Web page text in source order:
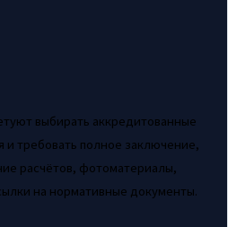
выбирать аккредитованные
и требовать полное заключение,
расчётов, фотоматериалы,
на нормативные документы.